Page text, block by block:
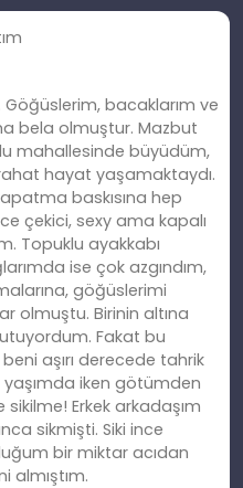
Göğüslerim, bacaklarım ve
bela olmuştur. Mazbut
mahallesinde büyüdüm,
hayat yaşamaktaydı.
baskısına hep
çekici, sexy ama kapalı
Topuklu ayakkabı
ise çok azgındım,
göğüslerimi
olmuştu. Birinin altına
Fakat bu
aşırı derecede tahrik
yaşımda iken götümden
Erkek arkadaşım
sikmişti. Siki ince
bir miktar acıdan
almıştım.